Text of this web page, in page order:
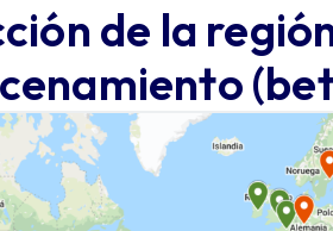
de la